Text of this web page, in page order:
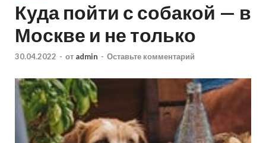
Куда пойти с собакой — в
Москве и не только
30.04.2022 - от admin - Оставьте комментарий